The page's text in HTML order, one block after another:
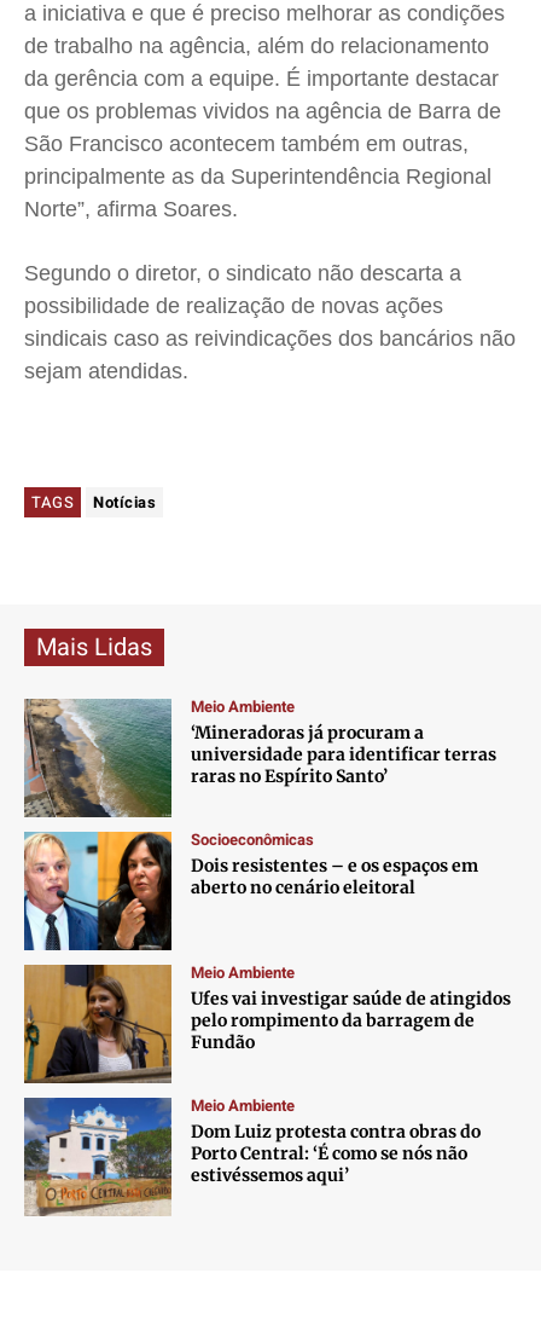
a iniciativa e que é preciso melhorar as condições
de trabalho na agência, além do relacionamento
da gerência com a equipe. É importante destacar
que os problemas vividos na agência de Barra de
São Francisco acontecem também em outras,
principalmente as da Superintendência Regional
Norte”, afirma Soares.
Segundo o diretor, o sindicato não descarta a
possibilidade de realização de novas ações
sindicais caso as reivindicações dos bancários não
sejam atendidas.
TAGS Notícias
Mais Lidas
Meio Ambiente
‘Mineradoras já procuram a
universidade para identificar terras
raras no Espírito Santo’
Socioeconômicas
Dois resistentes – e os espaços em
aberto no cenário eleitoral
Meio Ambiente
Ufes vai investigar saúde de atingidos
pelo rompimento da barragem de
Fundão
Meio Ambiente
Dom Luiz protesta contra obras do
Porto Central: ‘É como se nós não
estivéssemos aqui’